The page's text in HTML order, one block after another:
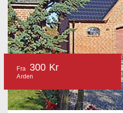
Fra 300 Kr
Arden